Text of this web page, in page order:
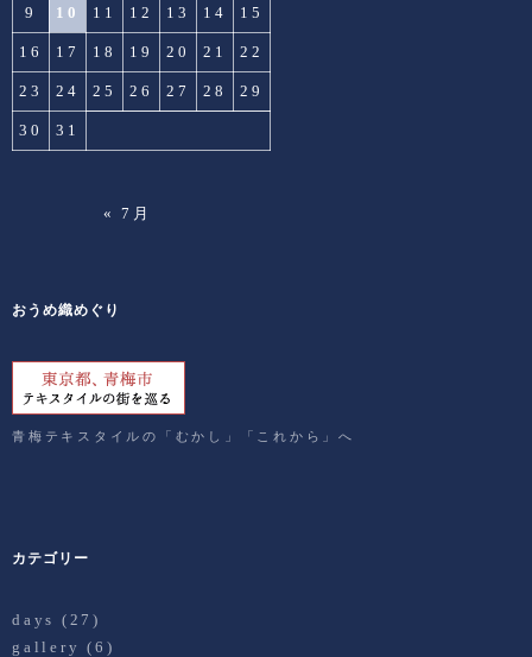
9 10 11 12 13 14 15
16 17 18 19 20 21 22
23 24 25 26 27 28 29
30 31
« 7月
おうめ織めぐり
青梅テキスタイルの「むかし」「これから」へ
カテゴリー
days (27)
gallery (6)